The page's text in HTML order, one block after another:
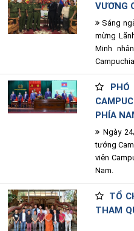
VƯƠNG
Sáng
mừng
Minh
PHÓ
PHÍA
Ngày
tướng
viên
Nam.
TỔ
THAM